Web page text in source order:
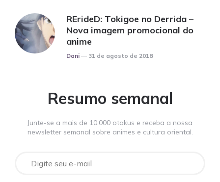
RErideD: Tokigoe no Derrida –
Nova imagem promocional do
anime
Posted
Dani 31 de agosto de 2018
Resumo semanal
Junte-se a mais de 10.000 otakus e receba a nossa
newsletter semanal sobre animes e cultura oriental.